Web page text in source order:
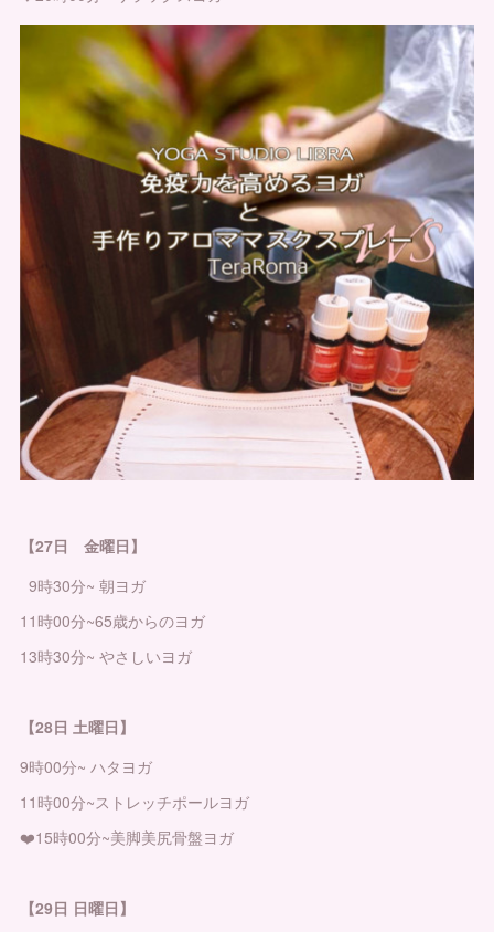
【27日 金曜日】
9時30分~ 朝ヨガ
11時00分~65歳からのヨガ
13時30分~ やさしいヨガ
【28日 土曜日】
9時00分~ ハタヨガ
11時00分~ストレッチポールヨガ
❤️15時00分~美脚美尻骨盤ヨガ
【29日 日曜日】